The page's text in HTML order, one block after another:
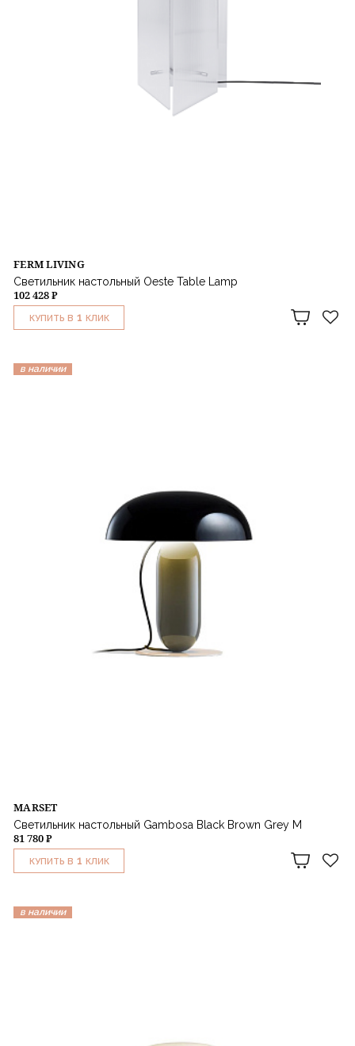
FERM LIVING
Светильник настольный Oeste Table Lamp
102 428 ₽
КУПИТЬ В 1 КЛИК
в наличии
MARSET
Светильник настольный Gambosa Black Brown Grey M
81 780 ₽
КУПИТЬ В 1 КЛИК
в наличии